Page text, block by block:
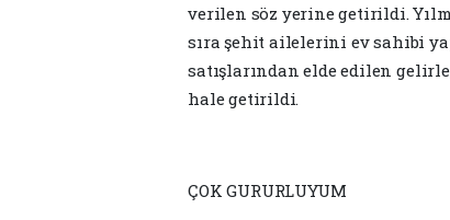
verilen söz yerine getirildi.
sıra şehit ailelerini ev sahibi
satışlarından elde edilen
hale getirildi.
ÇOK GURURLUYUM